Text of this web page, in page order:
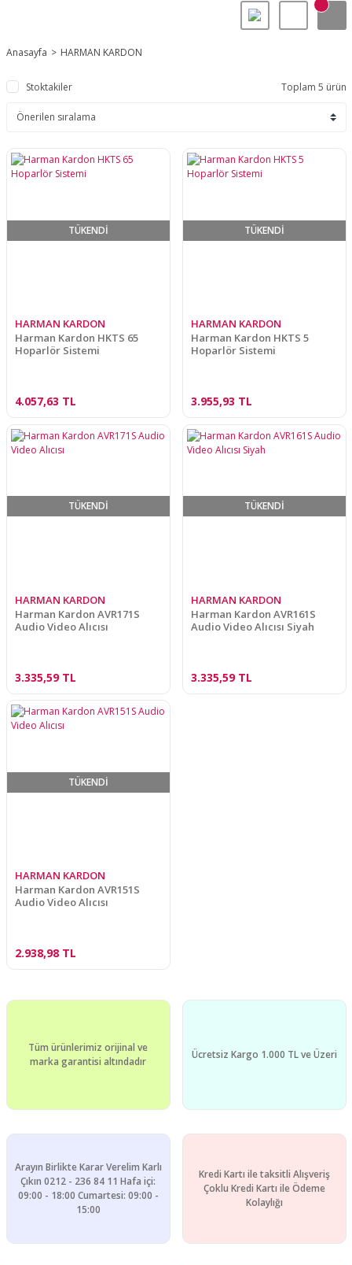
Anasayfa HARMAN KARDON
Stoktakiler Toplam 5 ürün
TÜKENDİ
HARMAN KARDON
Harman Kardon HKTS 65
Hoparlör Sistemi
4.057,63 TL
TÜKENDİ
HARMAN KARDON
Harman Kardon HKTS 5
Hoparlör Sistemi
3.955,93 TL
TÜKENDİ
HARMAN KARDON
Harman Kardon AVR171S
Audio Video Alıcısı
3.335,59 TL
TÜKENDİ
HARMAN KARDON
Harman Kardon AVR161S
Audio Video Alıcısı Siyah
3.335,59 TL
TÜKENDİ
HARMAN KARDON
Harman Kardon AVR151S
Audio Video Alıcısı
2.938,98 TL
Tüm ürünlerimiz orijinal ve
marka garantisi altındadır
Ücretsiz Kargo 1.000 TL ve Üzeri
Arayın Birlikte Karar Verelim Karlı
Çıkın 0212 - 236 84 11 Hafa içi:
09:00 - 18:00 Cumartesi: 09:00 -
15:00
Kredi Kartı ile taksitli Alışveriş
Çoklu Kredi Kartı ile Ödeme
Kolaylığı